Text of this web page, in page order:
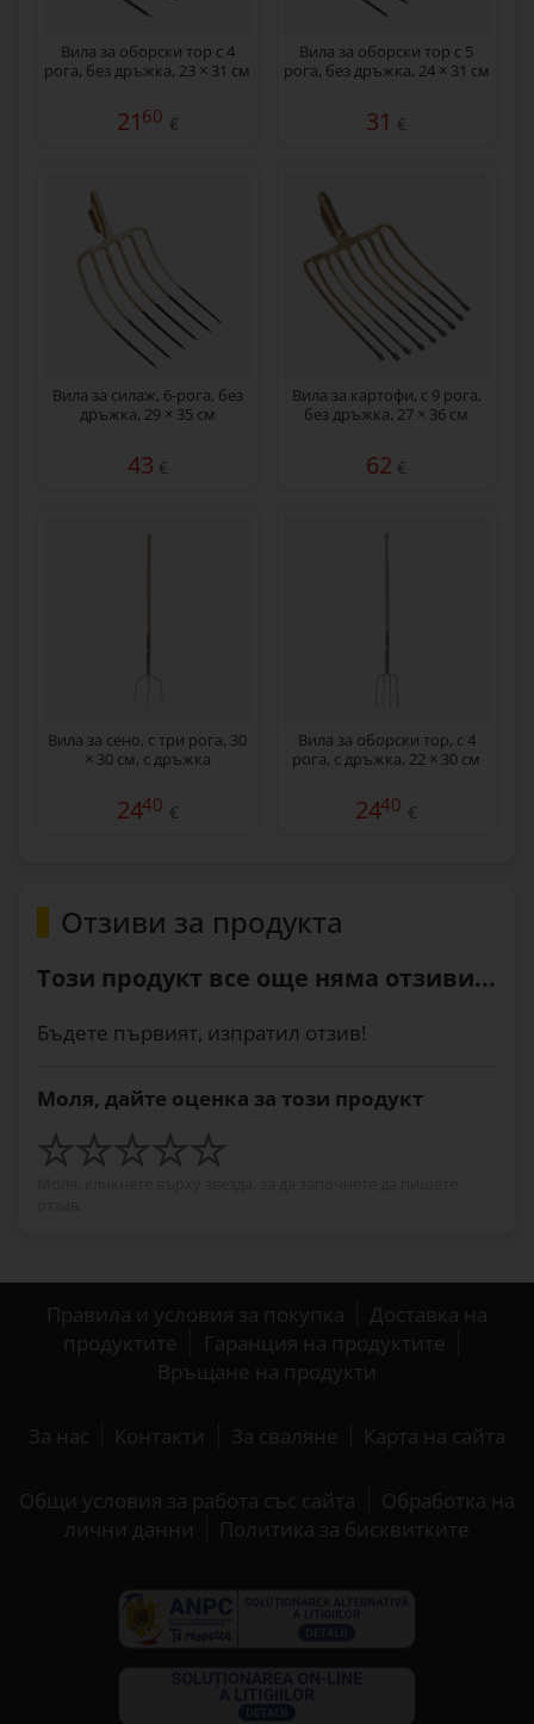
Вила за оборски тор с 4
рога, без дръжка, 23 × 31 см
21 60 €
Вила за оборски тор с 5
рога, без дръжка, 24 × 31 см
31 €
Вила за силаж, 6-рога, без
дръжка, 29 × 35 см
43 €
Вила за картофи, с 9 рога,
без дръжка, 27 × 36 см
62 €
Вила за сено, с три рога, 30
× 30 см, с дръжка
2440 €
Вила за оборски тор, с 4
рога, с дръжка, 22 × 30 см
2440 €
Отзиви за продукта
Този продукт все още няма отзиви...
Бъдете първият, изпратил отзив!
Моля, дайте оценка за този продукт
Правила и условия за покупка
Доставка на
продуктите
Гаранция на продуктите
Връщане на продукти
За нас Контакти За сваляне Карта на сайта
Общи условия за работа със сайта
Обработка на
лични данни
Политика за бисквитките